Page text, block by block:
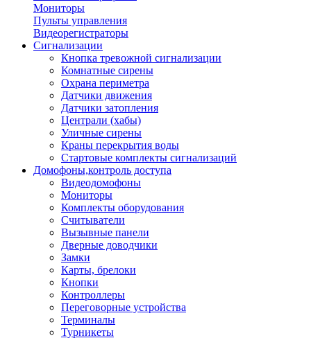
Мониторы
Пульты управления
Видеорегистраторы
Сигнализации
Кнопка тревожной сигнализации
Комнатные сирены
Охрана периметра
Датчики движения
Датчики затопления
Централи (хабы)
Уличные сирены
Краны перекрытия воды
Стартовые комплекты сигнализаций
Домофоны,контроль доступа
Видеодомофоны
Мониторы
Комплекты оборудования
Считыватели
Вызывные панели
Дверные доводчики
Замки
Карты, брелоки
Кнопки
Контроллеры
Переговорные устройства
Терминалы
Турникеты